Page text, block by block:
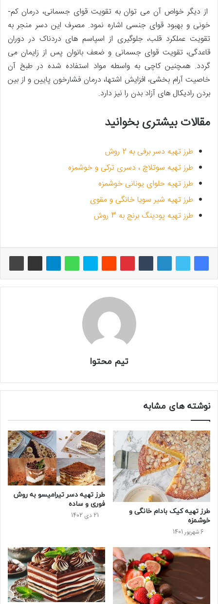
از دیگر خواص آن می ­توان به تقویت قوای جسمانی، درمان کم­
خونی و بهبود قوای جنسی اشاره نمود. مصرف این دسر منجر به
تقویت عملکرد قلب، جلوگیری از اسپاسم ­های دردناک در دوران
قاعدگی، تقویت قوای جسمانی و ضعف بانوان پس از زایمان می
گردد. همچنین کاچی به واسطه مواد استفاده شده در طبخ آن
خاصیت آرام بخشی، افزایش اشتها، درمان فشارخون پایین و از بین
بردن رادیکال­ های آزاد بدن را نیز دارد.
مقالات بیشتری بخوانید
طرز تهیه دسر برفی به 2 روش
طرز تهیه سوتلاچ ، دسری ترکی و خوشمزه
طرز تهیه حلوای یونانی خوشمزه
طرز تهیه شیر سویا خانگی و مقوی
طرز تهیه پودینگ برنج به 3 روش
تیم محتوا
نوشته های مشابه
طرز تهیه کیک بادام خانگی و
خوشمزه
6 شهریور 1401
طرز تهیه دسر تیرامیسو به روش
فوری و ساده
21 دی 1402